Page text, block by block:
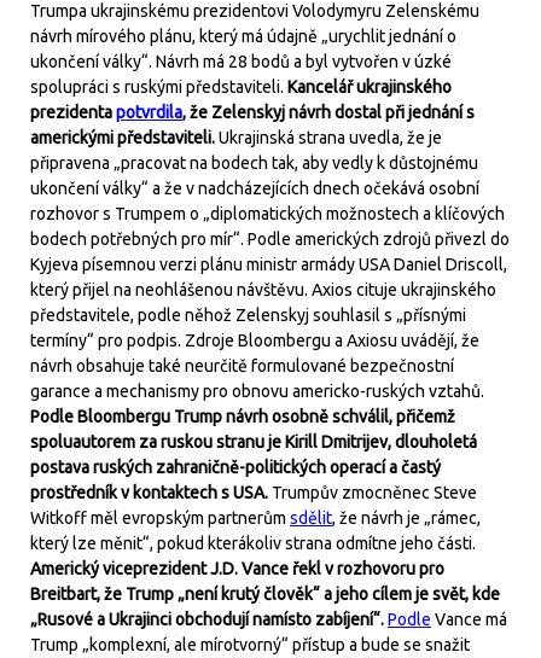
Trumpa ukrajinskému prezidentovi Volodymyru Zelenskému
návrh mírového plánu, který má údajně „urychlit jednání o
ukončení války“. Návrh má 28 bodů a byl vytvořen v úzké
spolupráci s ruskými představiteli. Kancelář ukrajinského
prezidentapotvrdila, že Zelenskyj návrh dostal při jednání s
americkými představiteli.Ukrajinská strana uvedla, že je
připravena „pracovat na bodech tak, aby vedly k důstojnému
ukončení války“ a že v nadcházejících dnech očekává osobní
rozhovor s Trumpem o „diplomatických možnostech a klíčových
bodech potřebných pro mír“. Podle amerických zdrojů přivezl do
Kyjeva písemnou verzi plánu ministr armády USA Daniel Driscoll,
který přijel na neohlášenou návštěvu. Axios cituje ukrajinského
představitele, podle něhož Zelenskyj souhlasil s „přísnými
termíny“ pro podpis. Zdroje Bloombergu a Axiosu uvádějí, že
návrh obsahuje také neurčitě formulované bezpečnostní
garance a mechanismy pro obnovu americko-ruských vztahů.
Podle Bloombergu Trump návrh osobně schválil, přičemž
spoluautorem za ruskou stranu je Kirill Dmitrijev, dlouholetá
postava ruských zahraničně-politických operací a častý
prostředník v kontaktech s USA. Trumpův zmocněnec Steve
Witkoff měl evropským partnerům sdělit, že návrh je „rámec,
který lze měnit“, pokud kterákoliv strana odmítne jeho části.
Americký viceprezident J.D. Vance řekl v rozhovoru pro
Breitbart, že Trump „není krutý člověk“ a jeho cílem je svět, kde
„Rusové a Ukrajinci obchodují namísto zabíjení“.Podle Vance má
Trump „komplexní, ale mírotvorný“ přístup a bude se snažit